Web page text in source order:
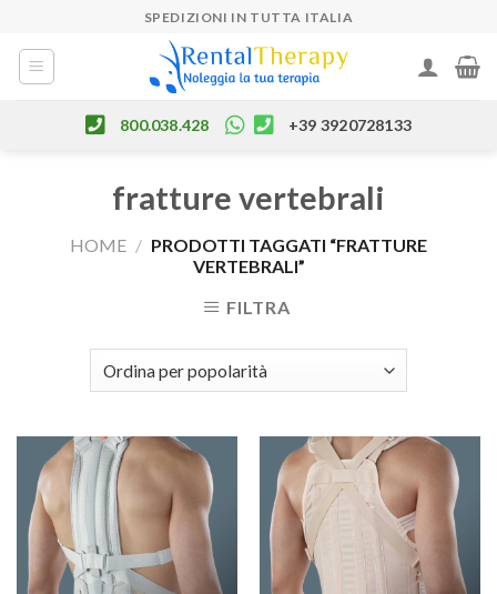
content
SPEDIZIONI IN TUTTA ITALIA
800.038.428 +39 3920728133
fratture vertebrali
HOME / PRODOTTI TAGGATI “FRATTURE
VERTEBRALI”
FILTRA